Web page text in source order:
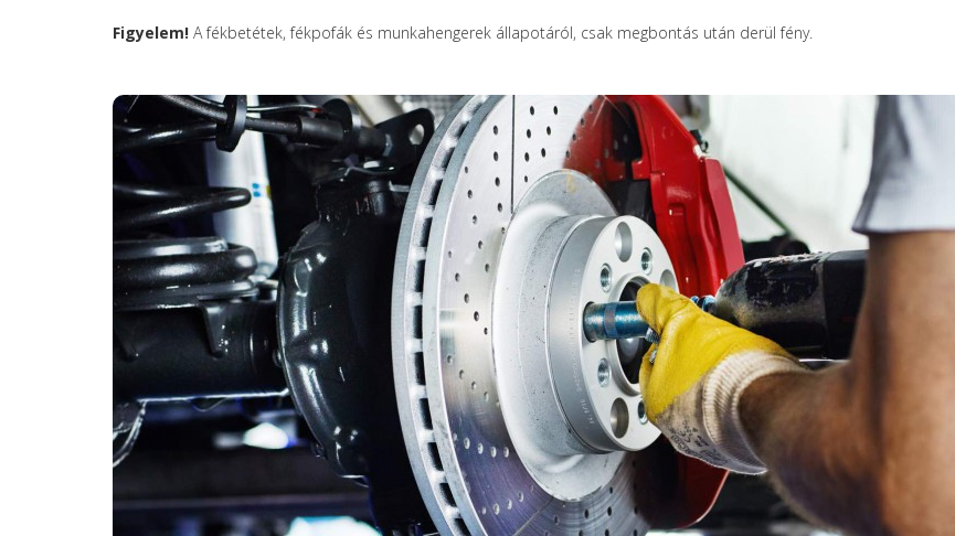
Figyelem! A fékbetétek, fékpofák és munkahengerek állapotáról, csak megbontás után derül fény.